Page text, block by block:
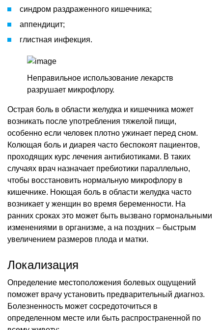
синдром раздраженного кишечника;
аппендицит;
глистная инфекция.
Неправильное использование лекарств
разрушает микрофлору.
Острая боль в области желудка и кишечника может
возникать после употребления тяжелой пищи,
особенно если человек плотно ужинает перед сном.
Колющая боль и диарея часто беспокоят пациентов,
проходящих курс лечения антибиотиками. В таких
случаях врач назначает пребиотики параллельно,
чтобы восстановить нормальную микрофлору в
кишечнике. Ноющая боль в области желудка часто
возникает у женщин во время беременности. На
ранних сроках это может быть вызвано гормональными
изменениями в организме, а на поздних – быстрым
увеличением размеров плода и матки.
Локализация
Определение местоположения болевых ощущений
поможет врачу установить предварительный диагноз.
Болезненность может сосредоточиться в
определенном месте или быть распространенной по